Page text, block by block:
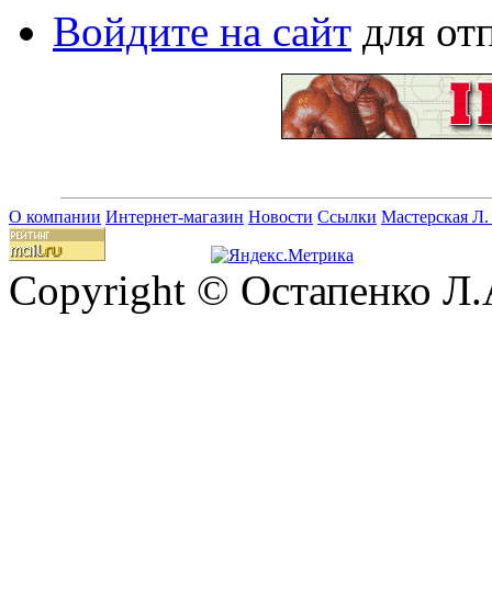
Войдите на сайт для
О компании Интернет-магазин Новости Ссылки Мастерская
Copyright © Остапенко